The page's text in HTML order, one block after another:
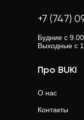
+7 (747)
Будние с
Выходные с
Про BUKI
О нас
Контакты